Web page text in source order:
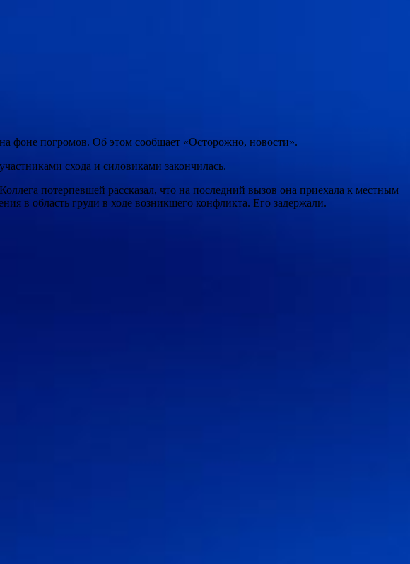
фоне погромов. Об этом сообщает «Осторожно, новости».
схода и силовиками закончилась.
потерпевшей рассказал, что на последний вызов она приехала к местным
в область груди в ходе возникшего конфликта. Его задержали.